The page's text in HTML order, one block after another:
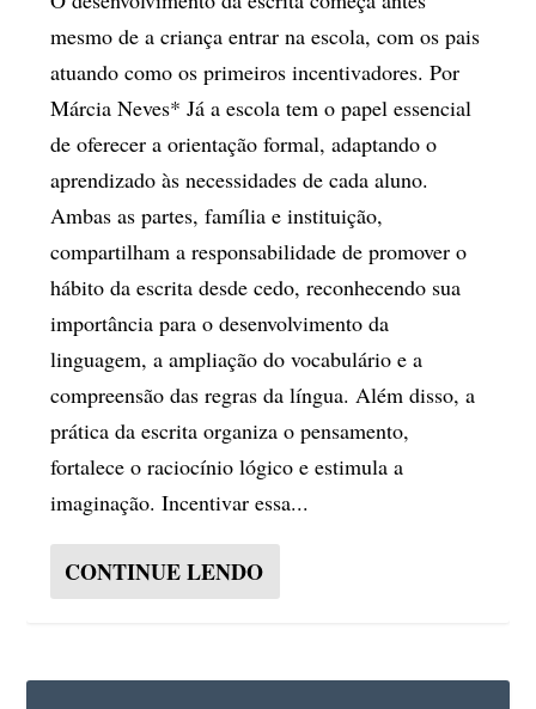
mesmo de a criança entrar na escola, com os pais
atuando como os primeiros incentivadores. Por
Márcia Neves* Já a escola tem o papel essencial
de oferecer a orientação formal, adaptando o
aprendizado às necessidades de cada aluno.
Ambas as partes, família e instituição,
compartilham a responsabilidade de promover o
hábito da escrita desde cedo, reconhecendo sua
importância para o desenvolvimento da
linguagem, a ampliação do vocabulário e a
compreensão das regras da língua. Além disso, a
prática da escrita organiza o pensamento,
fortalece o raciocínio lógico e estimula a
imaginação. Incentivar essa...
CONTINUE LENDO